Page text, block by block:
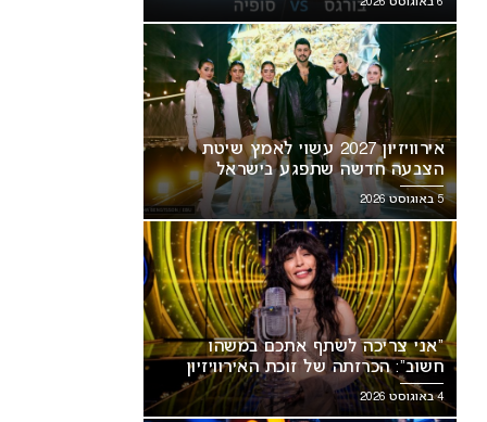
אירוויזיון 2027 עשוי לאמץ שיטת
הצבעה חדשה שתפגע בישראל
5 באוגוסט 2026
“אני צריכה לשתף אתכם במשהו
חשוב”: הכרזתה של זוכת האירוויזיון
מסעירה את הרשת
4 באוגוסט 2026